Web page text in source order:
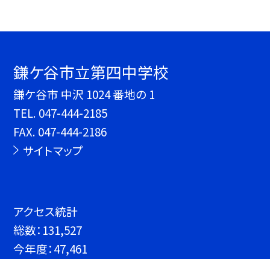
鎌ケ谷市立第四中学校
鎌ケ谷市 中沢 1024 番地の 1
TEL. 047-444-2185
FAX. 047-444-2186
サイトマップ
アクセス統計
総数： 131,527
今年度：47,461